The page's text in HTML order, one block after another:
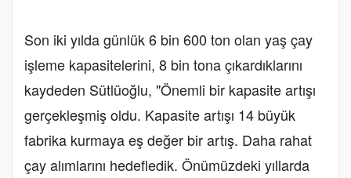
Son iki yılda günlük 6 bin 600 ton olan yaş çay
işleme kapasitelerini, 8 bin tona çıkardıklarını
kaydeden Sütlüoğlu, "Önemli bir kapasite artışı
gerçekleşmiş oldu. Kapasite artışı 14 büyük
fabrika kurmaya eş değer bir artış. Daha rahat
çay alımlarını hedefledik. Önümüzdeki yıllarda